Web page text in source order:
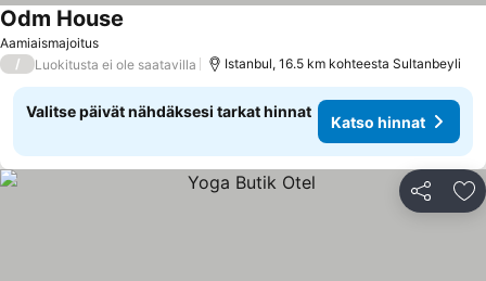
Aamiaismajoitus
Odm House
/ Luokitusta ei ole saatavilla Istanbul, 16.5 km kohteesta Sultanbeyli
Valitse päivät nähdäksesi tarkat hinnat
Katso hinnat
Jaa